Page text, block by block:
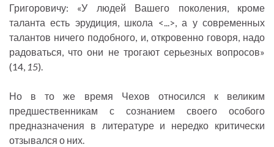
Григоровичу: «У людей Вашего поколения, кроме
таланта есть эрудиция, школа <...>, а у современных
талантов ничего подобного, и, откровенно говоря, надо
радоваться, что они не трогают серьезных вопросов»
(14, 15).
Но в то же время Чехов относился к великим
предшественникам с сознанием своего особого
предназначения в литературе и нередко критически
отзывался о них.